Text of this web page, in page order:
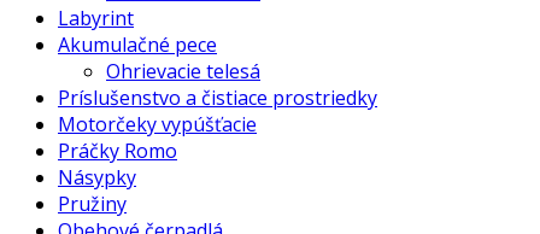
Labyrint
Akumulačné pece
Ohrievacie telesá
Príslušenstvo a čistiace prostriedky
Motorčeky vypúšťacie
Práčky Romo
Násypky
Pružiny